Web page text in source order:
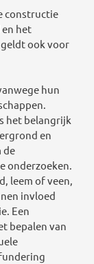
constructie
het
ook voor
hun
het belangrijk
en
de
onderzoeken.
leem of veen,
invloed
Een
bepalen van